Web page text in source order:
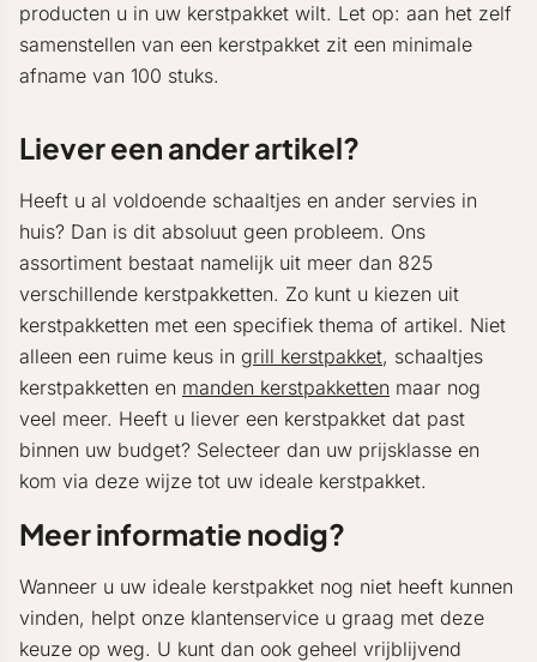
producten u in uw kerstpakket wilt. Let op: aan het zelf
samenstellen van een kerstpakket zit een minimale
afname van 100 stuks.
Liever een ander artikel?
Heeft u al voldoende schaaltjes en ander servies in
huis? Dan is dit absoluut geen probleem. Ons
assortiment bestaat namelijk uit meer dan 825
verschillende kerstpakketten. Zo kunt u kiezen uit
kerstpakketten met een specifiek thema of artikel. Niet
alleen een ruime keus in grill kerstpakket, schaaltjes
kerstpakketten en manden kerstpakketten maar nog
veel meer. Heeft u liever een kerstpakket dat past
binnen uw budget? Selecteer dan uw prijsklasse en
kom via deze wijze tot uw ideale kerstpakket.
Meer informatie nodig?
Wanneer u uw ideale kerstpakket nog niet heeft kunnen
vinden, helpt onze klantenservice u graag met deze
keuze op weg. U kunt dan ook geheel vrijblijvend